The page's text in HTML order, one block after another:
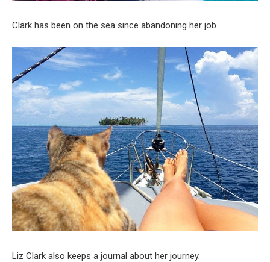
Clark has been on the sea since abandoning her job.
Liz Clark also keeps a journal about her journey.